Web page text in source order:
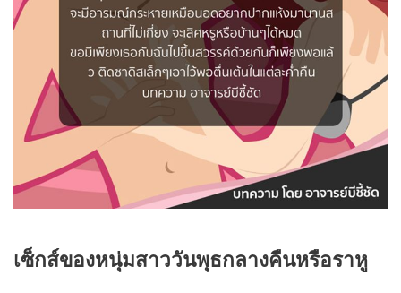
เซ็กส์ของหนุ่มสาววันพุธกลางคืนหรือราหู